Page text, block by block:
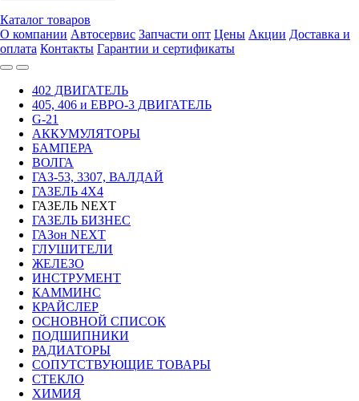
Каталог товаров
О компании Автосервис Запчасти опт Цены Акции Доставка и
оплата Контакты Гарантии и сертификаты
402 ДВИГАТЕЛЬ
405, 406 и ЕВРО-3 ДВИГАТЕЛЬ
G-21
АККУМУЛЯТОРЫ
БАМПЕРА
ВОЛГА
ГАЗ-53, 3307, ВАЛДАЙ
ГАЗЕЛЬ 4Х4
ГАЗЕЛЬ NEXT
ГАЗЕЛЬ БИЗНЕС
ГАЗон NEXT
ГЛУШИТЕЛИ
ЖЕЛЕЗО
ИНСТРУМЕНТ
КАММИНС
КРАЙСЛЕР
ОСНОВНОЙ СПИСОК
ПОДШИПНИКИ
РАДИАТОРЫ
СОПУТСТВУЮЩИЕ ТОВАРЫ
СТЕКЛО
ХИМИЯ